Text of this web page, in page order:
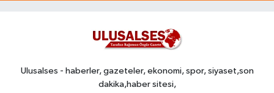
Ulusalses - haberler, gazeteler, ekonomi, spor, siyaset,son
dakika,haber sitesi,